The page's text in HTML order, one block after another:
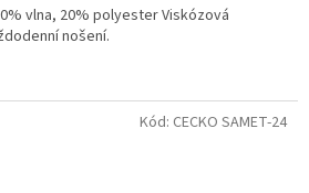
vlna, 20% polyester Viskózová
nošení.
Kód: CECKO SAMET-24